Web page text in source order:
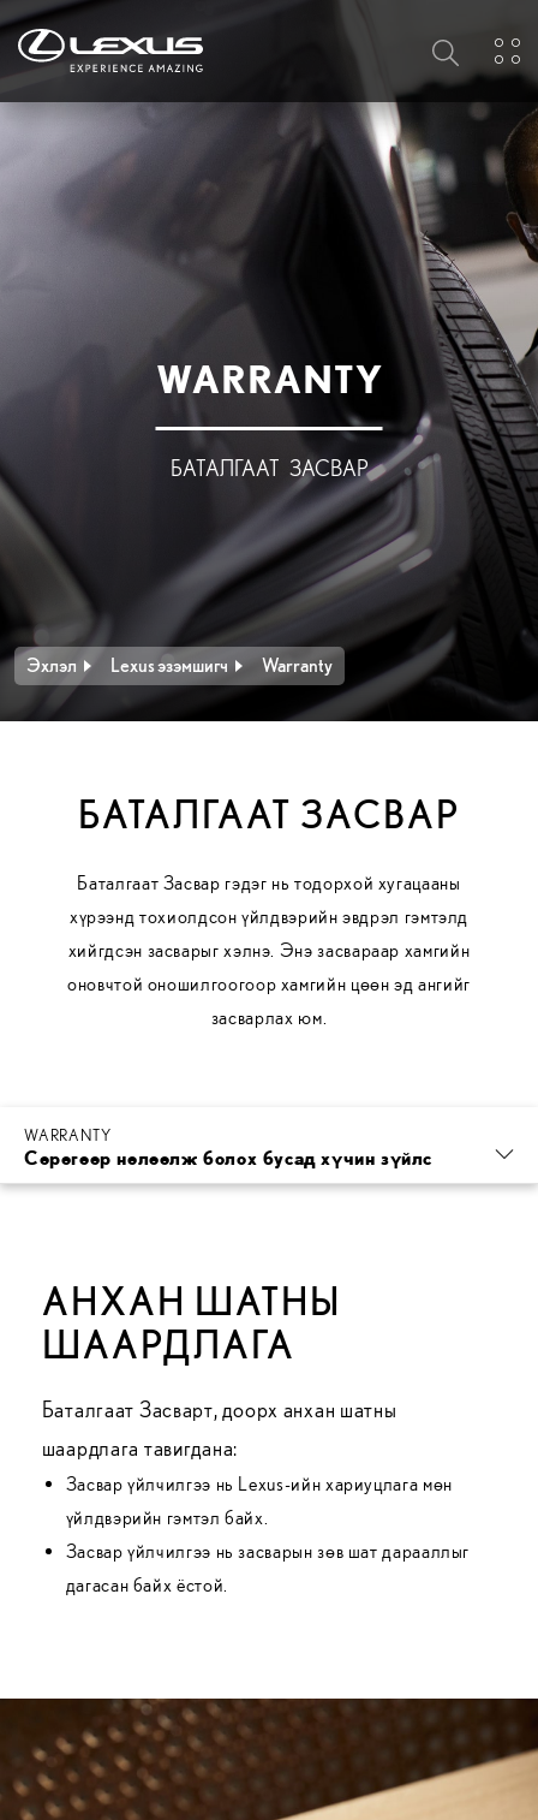
WARRANTY
БАТАЛГААТ ЗАСВАР
Эхлэл Lexus эзэмшигч Warranty
БАТАЛГААТ ЗАСВАР
Баталгаат Засвар гэдэг нь тодорхой хугацааны
хүрээнд тохиолдсон үйлдвэрийн эвдрэл гэмтэлд
хийгдсэн засварыг хэлнэ. Энэ засвараар хамгийн
оновчтой оношилгоогоор хамгийн цөөн эд ангийг
засварлах юм.
WARRANTY
Cөрөгөөр нөлөөлж болох бусад хүчин зүйлс
АНХАН ШАТНЫ
ШААРДЛАГА
Баталгаат Засварт, доорх анхан шатны
шаардлага тавигдана:
Засвар үйлчилгээ нь Lexus-ийн хариуцлага мөн
үйлдвэрийн гэмтэл байх.
Засвар үйлчилгээ нь засварын зөв шат дарааллыг
дагасан байх ёстой.